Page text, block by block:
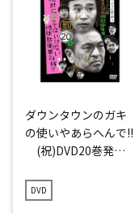
ダウンタウンのガキ
の使いやあらへんで!!
(祝)DVD20巻発売
(罰) 絶対に笑っ
てはいけない地球防
DVD